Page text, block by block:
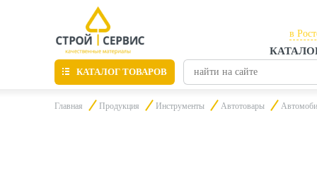
в
в
КАТАЛОГ ТОВАРОВ
Главная Продукция Инструменты Автотовары